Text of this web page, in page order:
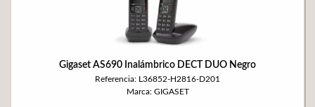
Gigaset AS690 Inalámbrico DECT DUO Negro
Referencia: L36852-H2816-D201
Marca: GIGASET